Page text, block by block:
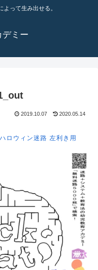
って生み出せる。
ミー
2019.10.07 2020.05.14
ハロウィン迷路 左利き用